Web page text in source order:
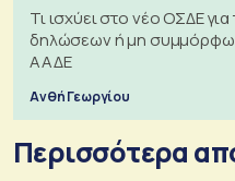
Τι ισχύει στο νέο ΟΣΔΕ
δηλώσεων ή μη
ΑΑΔΕ
Ανθή Γεωργίου
Περισσότερα